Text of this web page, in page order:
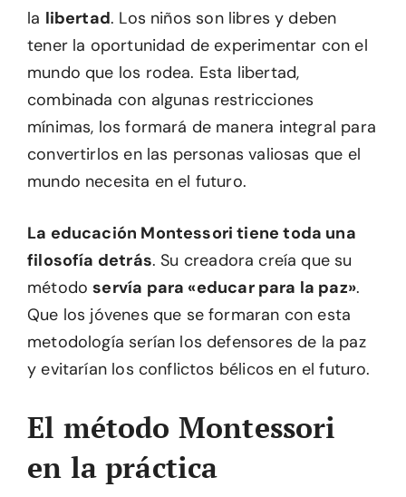
la libertad. Los niños son libres y deben
tener la oportunidad de experimentar con el
mundo que los rodea. Esta libertad,
combinada con algunas restricciones
mínimas, los formará de manera integral para
convertirlos en las personas valiosas que el
mundo necesita en el futuro.
La educación Montessori tiene toda una
filosofía detrás. Su creadora creía que su
métodoservía para «educar para la paz».
Que los jóvenes que se formaran con esta
metodología serían los defensores de la paz
y evitarían los conflictos bélicos en el futuro.
El método Montessori
en la práctica